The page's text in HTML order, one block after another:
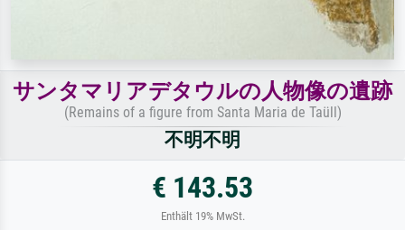
サンタマリアデタウルの人物像の遺跡
(Remains of a figure from Santa Maria de Taüll)
不明不明
€ 143.53
Enthält 19% MwSt.